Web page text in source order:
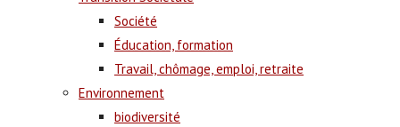
Société
Éducation, formation
Travail, chômage, emploi, retraite
Environnement
biodiversité